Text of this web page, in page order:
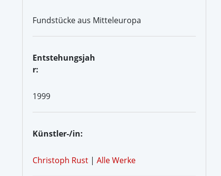
Fundstücke aus Mitteleuropa
Entstehungsjah
r:
1999
Künstler-/in:
Christoph Rust | Alle Werke